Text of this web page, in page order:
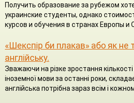
Получить образование за рубежом
украинские студенты, однако
курсов и обучения в странах Европы и
«Шекспір би плакав» або як не
англійську.
Зважаючи на різке зростання кількості
іноземної мови за останні роки,
англійська потрібна зараз всім і